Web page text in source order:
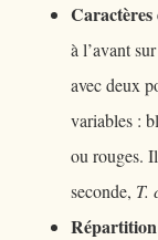
à l’avant
avec deux
variables :
ou rouges.
seconde, T.
Répartition